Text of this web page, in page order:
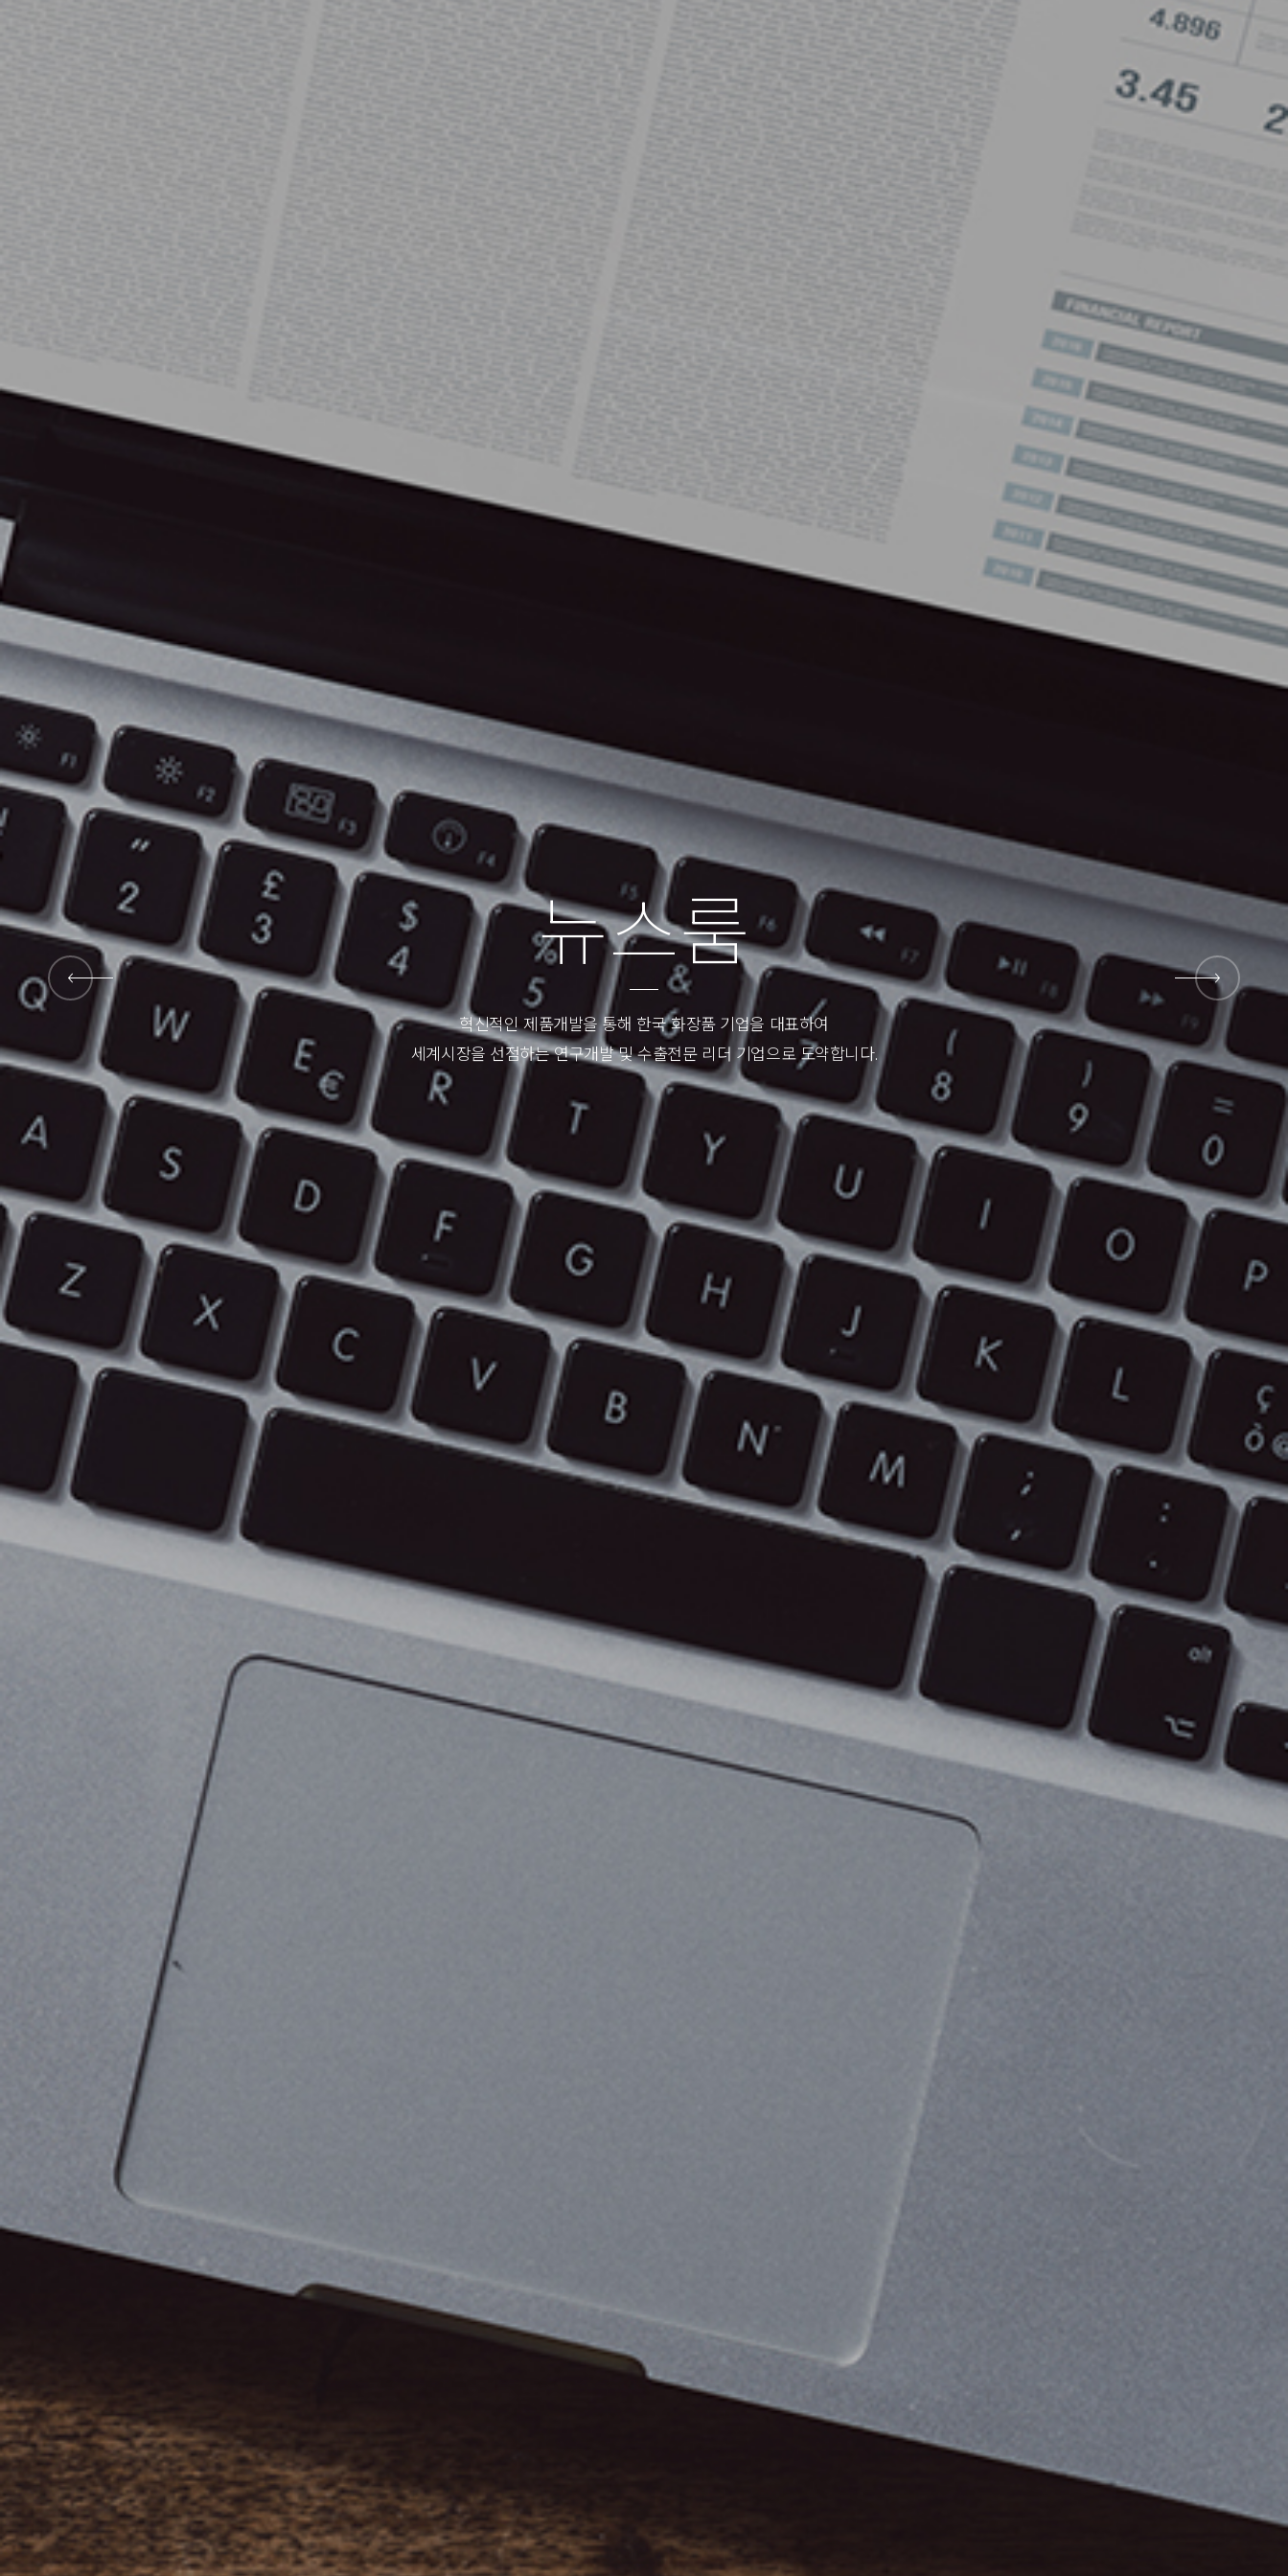
대외활동
뉴 프로덕트
뱅크
뉴스룸
혁신적인 제품개발을 통해 한국 화장품 기업을 대표하여
세계시장을 선점하는 연구개발 및 수출전문 리더 기업으로 도약합니다.